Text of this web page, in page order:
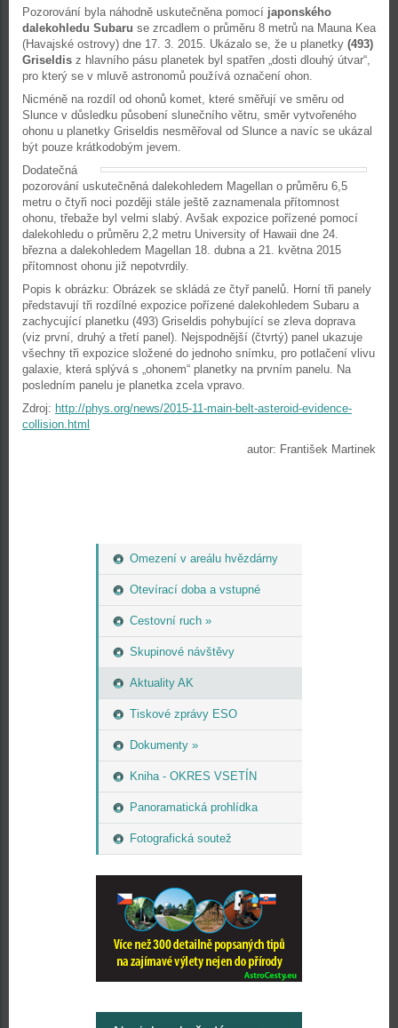
Omezení v areálu hvězdárny
Otevírací doba a vstupné
Cestovní ruch »
Skupinové návštěvy
Aktuality AK
Tiskové zprávy ESO
Dokumenty »
Kniha - OKRES VSETÍN
Panoramatická prohlídka
Fotografická soutež
Pozorování byla náhodně uskutečněna pomocí japonského
dalekohledu Subaru se zrcadlem o průměru 8 metrů na Mauna Kea
(Havajské ostrovy) dne 17. 3. 2015. Ukázalo se, že u planetky (493)
Griseldis z hlavního pásu planetek byl spatřen „dosti dlouhý útvar“,
pro který se v mluvě astronomů používá označení ohon.
Nicméně na rozdíl od ohonů komet, které směřují ve směru od
Slunce v důsledku působení slunečního větru, směr vytvořeného
ohonu u planetky Griseldis nesměřoval od Slunce a navíc se ukázal
být pouze krátkodobým jevem.
Dodatečná
pozorování uskutečněná dalekohledem Magellan o průměru 6,5
metru o čtyři noci později stále ještě zaznamenala přítomnost
ohonu, třebaže byl velmi slabý. Avšak expozice pořízené pomocí
dalekohledu o průměru 2,2 metru University of Hawaii dne 24.
března a dalekohledem Magellan 18. dubna a 21. května 2015
přítomnost ohonu již nepotvrdily.
Popis k obrázku: Obrázek se skládá ze čtyř panelů. Horní tři panely
představují tři rozdílné expozice pořízené dalekohledem Subaru a
zachycující planetku (493) Griseldis pohybující se zleva doprava
(viz první, druhý a třetí panel). Nejspodnější (čtvrtý) panel ukazuje
všechny tři expozice složené do jednoho snímku, pro potlačení vlivu
galaxie, která splývá s „ohonem“ planetky na prvním panelu. Na
posledním panelu je planetka zcela vpravo.
Zdroj: http://phys.org/news/2015-11-main-belt-asteroid-evidence-
collision.html
autor: František Martinek